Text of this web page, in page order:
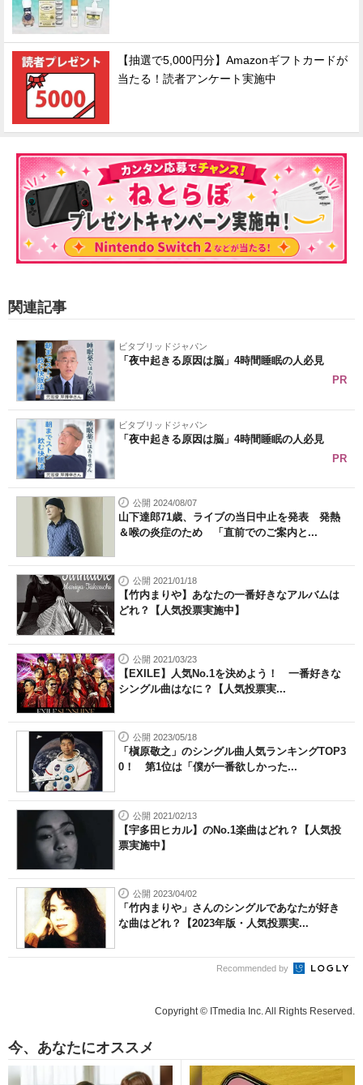
【抽選で5,000円分】Amazonギフトカードが
当たる！読者アンケート実施中
関連記事
ビタブリッドジャパン
「夜中起きる原因は脳」4時間睡眠の人必見
PR
ビタブリッドジャパン
「夜中起きる原因は脳」4時間睡眠の人必見
PR
公開 2024/08/07
山下達郎71歳、ライブの当日中止を発表 発熱
＆喉の炎症のため 「直前でのご案内と...
公開 2021/01/18
【竹内まりや】あなたの一番好きなアルバムは
どれ？【人気投票実施中】
公開 2021/03/23
【EXILE】人気No.1を決めよう！ 一番好きな
シングル曲はなに？【人気投票実...
公開 2023/05/18
「槇原敬之」のシングル曲人気ランキングTOP3
0！ 第1位は「僕が一番欲しかった...
公開 2021/02/13
【宇多田ヒカル】のNo.1楽曲はどれ？【人気投
票実施中】
公開 2023/04/02
「竹内まりや」さんのシングルであなたが好き
な曲はどれ？【2023年版・人気投票実...
Recommended by
Copyright © ITmedia Inc. All Rights Reserved.
今、あなたにオススメ